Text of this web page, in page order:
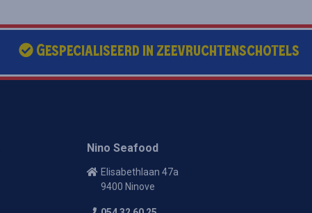
Gespecialiseerd in zeevruchtenschotels
Nino Seafood
Elisabethlaan 47a
9400 Ninove